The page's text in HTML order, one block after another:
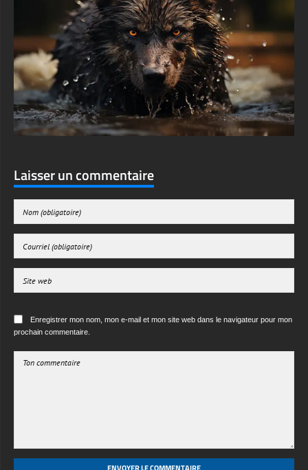
Laisser un commentaire
Enregistrer mon nom, mon e-mail et mon site web dans le navigateur pour mon
prochain commentaire.